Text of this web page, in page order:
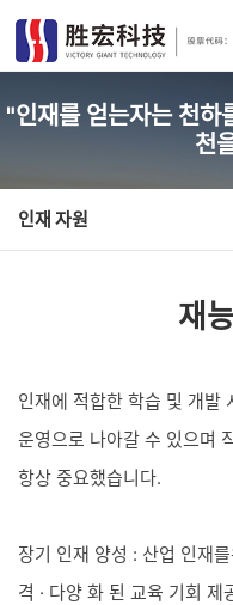
"인재를 얻는자는 천하
천
인재 자원
재
인재에 적합한 학습 및 개발
운영으로 나아갈 수 있으며
항상 중요했습니다.
장기 인재 양성 : 산업 인재
격 · 다양 화 된 교육 기회